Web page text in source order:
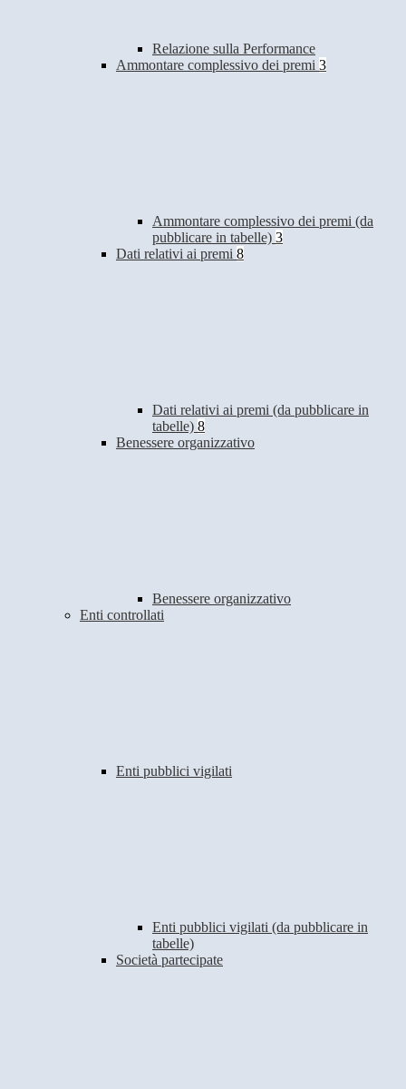
Relazione sulla Performance
Ammontare complessivo dei premi 3
Ammontare complessivo dei premi (da
pubblicare in tabelle) 3
Dati relativi ai premi 8
Dati relativi ai premi (da pubblicare in
tabelle) 8
Benessere organizzativo
Benessere organizzativo
Enti controllati
Enti pubblici vigilati
Enti pubblici vigilati (da pubblicare in
tabelle)
Società partecipate